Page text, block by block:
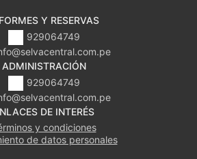
Y RESERVAS
929064749
ADMINISTRACIÓN
929064749
DE INTERÉS
y condiciones
de datos personales